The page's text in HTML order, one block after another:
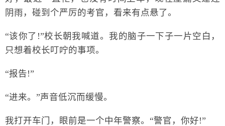
阴雨，碰到个严厉的考官，看来有点悬了。
“该你了!”校长朝我喊道。我的脑子一下子一片空白，
只想着校长叮咛的事项。
“报告!”
“进来。”声音低沉而缓慢。
我打开车门，眼前是一个中年警察。“警官，你好!”